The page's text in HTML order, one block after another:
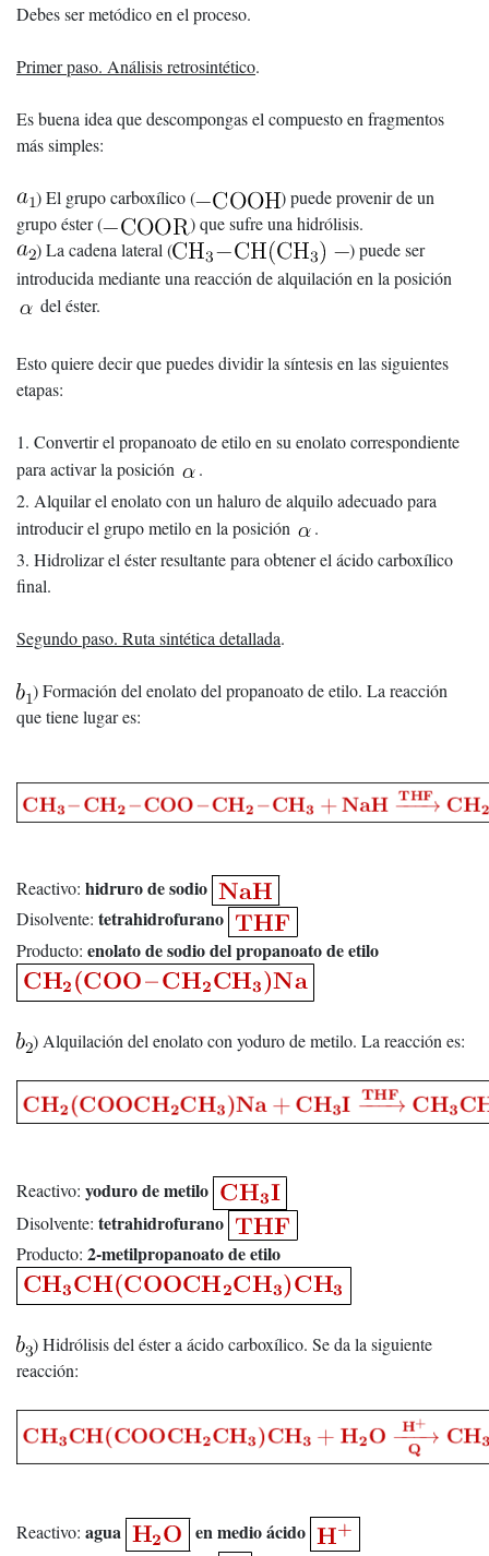
Debes ser metódico en el proceso.
Primer paso. Análisis retrosintético.
Es buena idea que descompongas el compuesto en fragmentos
más simples:
) El grupo carboxílico (
) puede provenir de un
grupo éster (
) que sufre una hidrólisis.
) La cadena lateral (
) puede ser
introducida mediante una reacción de alquilación en la posición
del éster.
Esto quiere decir que puedes dividir la síntesis en las siguientes
etapas:
1. Convertir el propanoato de etilo en su enolato correspondiente
para activar la posición
.
2. Alquilar el enolato con un haluro de alquilo adecuado para
introducir el grupo metilo en la posición
.
3. Hidrolizar el éster resultante para obtener el ácido carboxílico
final.
Segundo paso. Ruta sintética detallada.
) Formación del enolato del propanoato de etilo. La reacción
que tiene lugar es:
Reactivo: hidruro de sodio
Disolvente: tetrahidrofurano
Producto: enolato de sodio del propanoato de etilo
) Alquilación del enolato con yoduro de metilo. La reacción es:
Reactivo: yoduro de metilo
Disolvente: tetrahidrofurano
Producto: 2-metilpropanoato de etilo
) Hidrólisis del éster a ácido carboxílico. Se da la siguiente
reacción:
Reactivo: agua en medio ácido